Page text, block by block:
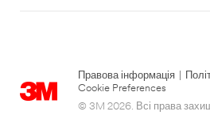
Правова інформація
Cookie Preferences
© 3M 2026. Всі права